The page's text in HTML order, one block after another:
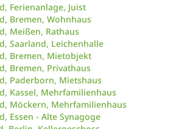
Ferienanlage, Juist
Bremen, Wohnhaus
Meißen, Rathaus
Saarland, Leichenhalle
Bremen, Mietobjekt
Bremen, Privathaus
Paderborn, Mietshaus
Kassel, Mehrfamilienhaus
Möckern, Mehrfamilienhaus
Essen - Alte Synagoge